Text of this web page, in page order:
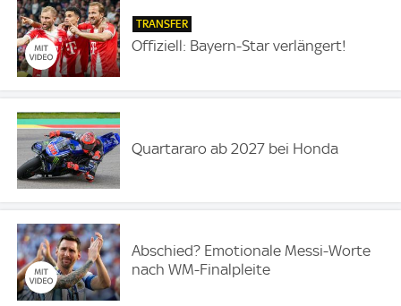
TRANSFER
Offiziell: Bayern-Star verlängert!
Quartararo ab 2027 bei Honda
Abschied? Emotionale Messi-Worte
nach WM-Finalpleite